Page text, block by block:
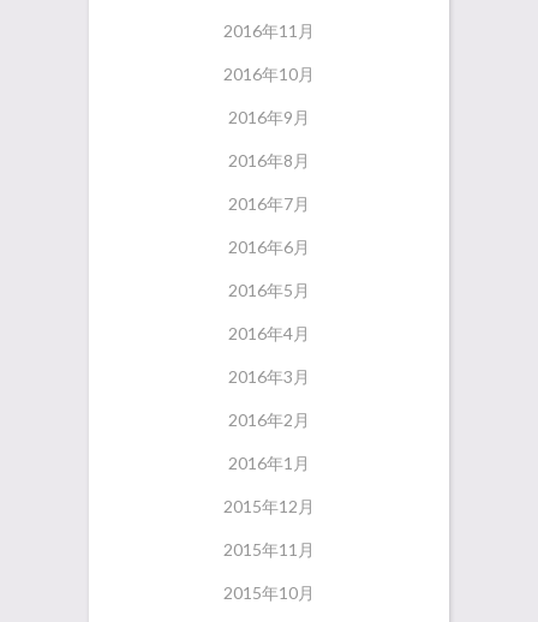
2016年11月
2016年10月
2016年9月
2016年8月
2016年7月
2016年6月
2016年5月
2016年4月
2016年3月
2016年2月
2016年1月
2015年12月
2015年11月
2015年10月